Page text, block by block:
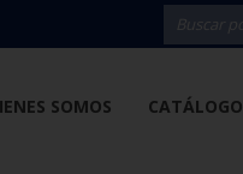
SOMOS CATÁLOGO